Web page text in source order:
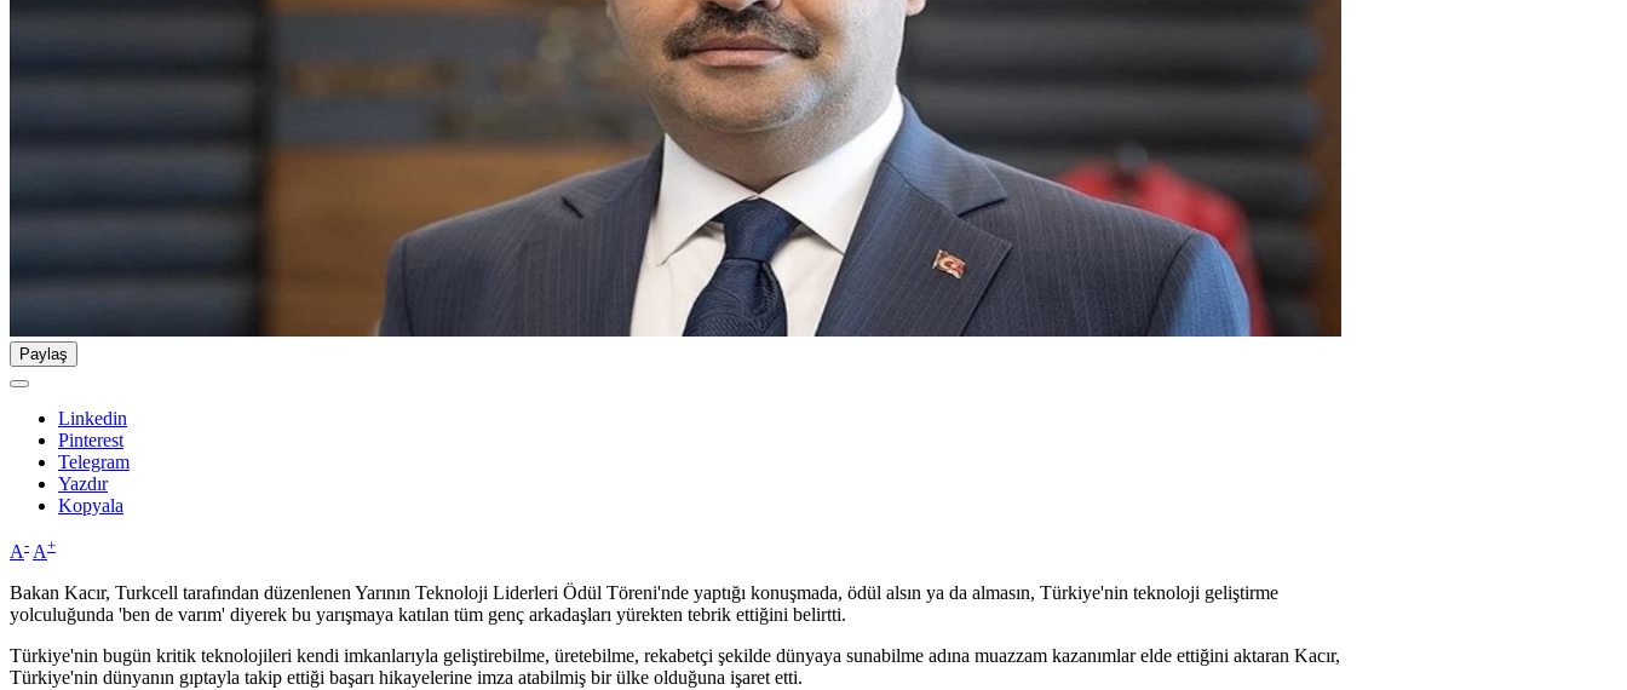
Paylaş
Linkedin
Pinterest
Telegram
Yazdır
Kopyala
A- A+
Bakan Kacır, Turkcell tarafından düzenlenen Yarının Teknoloji Liderleri Ödül Töreni'nde yaptığı konuşmada, ödül alsın ya da almasın, Türkiye'nin teknoloji geliştirme
yolculuğunda 'ben de varım' diyerek bu yarışmaya katılan tüm genç arkadaşları yürekten tebrik ettiğini belirtti.
Türkiye'nin bugün kritik teknolojileri kendi imkanlarıyla geliştirebilme, üretebilme, rekabetçi şekilde dünyaya sunabilme adına muazzam kazanımlar elde ettiğini aktaran Kacır,
Türkiye'nin dünyanın gıptayla takip ettiği başarı hikayelerine imza atabilmiş bir ülke olduğuna işaret etti.